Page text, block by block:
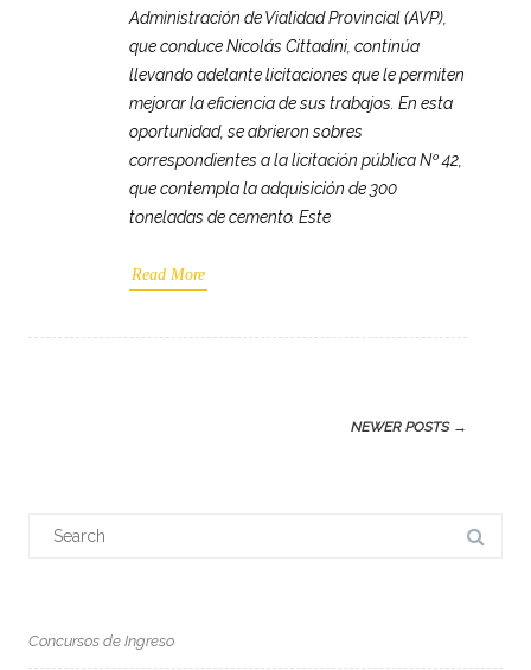
Administración de Vialidad Provincial (AVP),
que conduce Nicolás Cittadini, continúa
llevando adelante licitaciones que le permiten
mejorar la eficiencia de sus trabajos. En esta
oportunidad, se abrieron sobres
correspondientes a la licitación pública Nº 42,
que contempla la adquisición de 300
toneladas de cemento. Este
Read More
NEWER POSTS →
Concursos de Ingreso